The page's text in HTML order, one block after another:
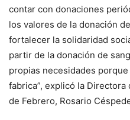
contar con donaciones
los valores de la donación
fortalecer la solidaridad
partir de la donación de
propias necesidades
fabrica”, explicó la
de Febrero, Rosario